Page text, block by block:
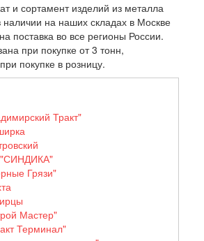
и сортамент изделий из металла
на наших складах в Москве
поставка во все регионы России.
при покупке от 3 тонн,
покупке в розницу.
Тракт"
Грязи"
Мастер"
Терминал"